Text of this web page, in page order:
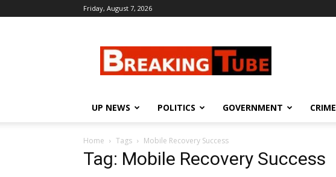
Friday, August 7, 2026
UP NEWS POLITICS GOVERNMENT CRIME
Home Tags Mobile Recovery Success
Tag: Mobile Recovery Success